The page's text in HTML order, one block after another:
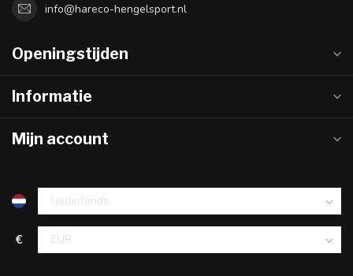
info@hareco-hengelsport.nl
Openingstijden
Informatie
Mijn account
€